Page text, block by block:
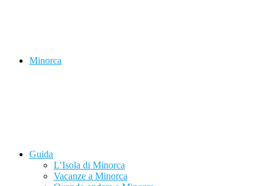
Minorca
Guida
L’Isola di Minorca
Vacanze a Minorca